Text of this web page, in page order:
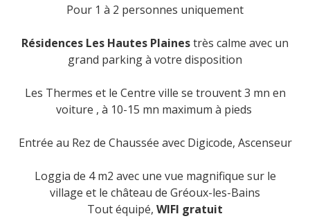
Pour 1 à 2 personnes uniquement
Résidences Les Hautes Plainestrès calme avec un
grand parking à votre disposition
Les Thermes et le Centre ville se trouvent 3 mn en
voiture , à 10-15 mn maximum à pieds
Entrée au Rez de Chaussée avec Digicode, Ascenseur
Loggia de 4 m2 avec une vue magnifique sur le
village et le château de Gréoux-les-Bains
Tout équipé, WIFI gratuit